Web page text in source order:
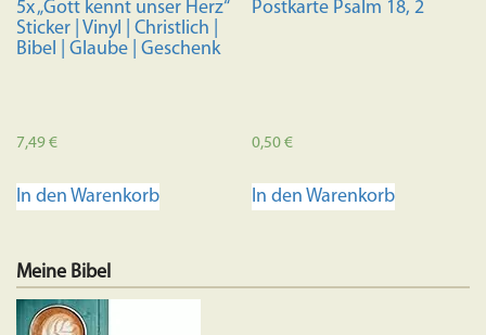
5x „Gott kennt unser Herz“
Sticker | Vinyl | Christlich |
Bibel | Glaube | Geschenk
7,49€
In den Warenkorb
Postkarte Psalm 18, 2
0,50€
In den Warenkorb
Meine Bibel